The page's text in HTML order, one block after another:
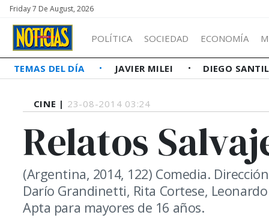
Friday 7 De August, 2026
POLÍTICA SOCIEDAD ECONOMÍA
TEMAS DEL DÍA JAVIER MILEI DIEGO
CINE | 23-08-2014 03:24
Relatos
(Argentina, 2014, 122) Comedia.
Darío Grandinetti, Rita Cortese,
Apta para mayores de 16 años.